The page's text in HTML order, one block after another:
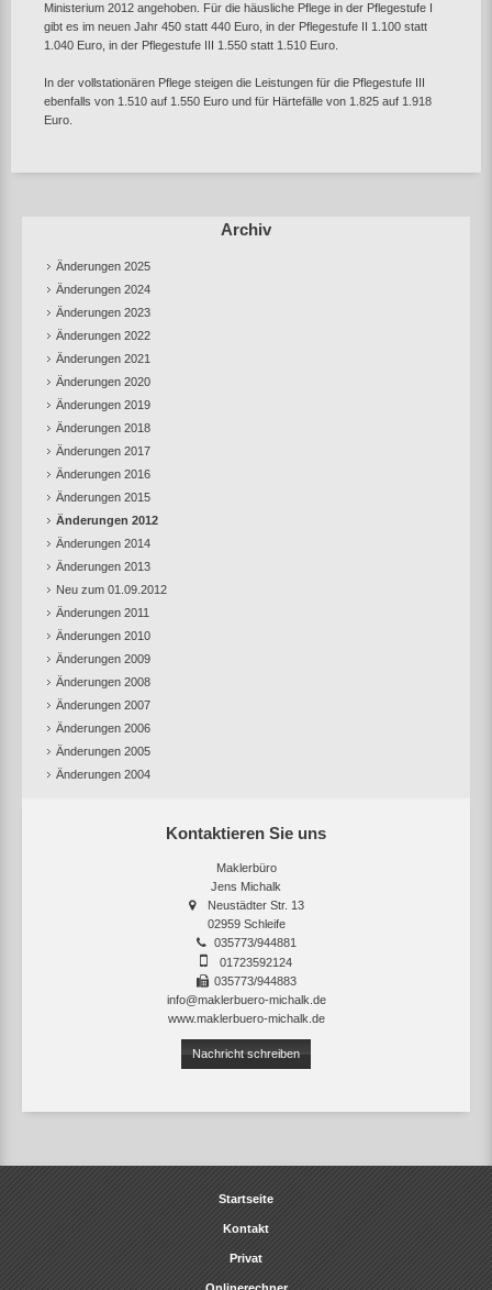
Archiv
Änderungen 2025
Änderungen 2024
Änderungen 2023
Änderungen 2022
Änderungen 2021
Änderungen 2020
Änderungen 2019
Änderungen 2018
Änderungen 2017
Änderungen 2016
Änderungen 2015
Änderungen 2012
Änderungen 2014
Änderungen 2013
Neu zum 01.09.2012
Änderungen 2011
Änderungen 2010
Änderungen 2009
Änderungen 2008
Änderungen 2007
Änderungen 2006
Änderungen 2005
Änderungen 2004
Kontaktieren Sie uns
Maklerbüro
Jens Michalk
Neustädter Str. 13
02959 Schleife
035773/944881
01723592124
035773/944883
info@maklerbuero-michalk.de
www.maklerbuero-michalk.de
Nachricht schreiben
Ministerium 2012 angehoben. Für die häusliche Pflege in der Pflegestufe I
gibt es im neuen Jahr 450 statt 440 Euro, in der Pflegestufe II 1.100 statt
1.040 Euro, in der Pflegestufe III 1.550 statt 1.510 Euro.
In der vollstationären Pflege steigen die Leistungen für die Pflegestufe III
ebenfalls von 1.510 auf 1.550 Euro und für Härtefälle von 1.825 auf 1.918
Euro.
Startseite
Kontakt
Privat